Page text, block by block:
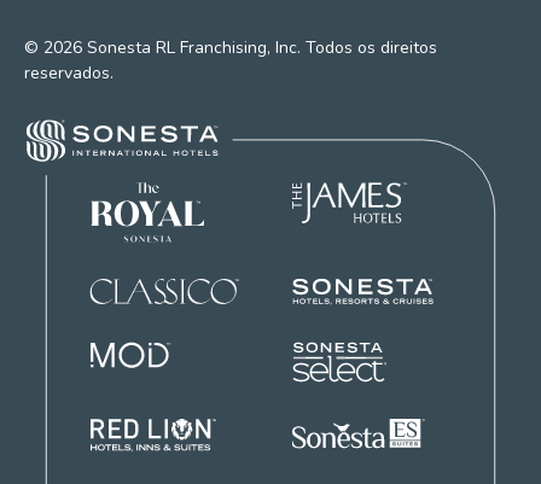
© 2026 Sonesta RL Franchising, Inc. Todos os direitos
reservados.